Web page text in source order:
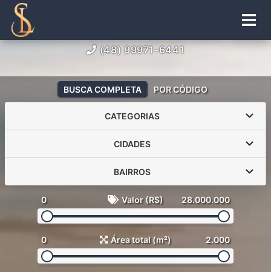
(48) 99971-6441
BUSCA COMPLETA POR CÓDIGO
CATEGORIAS
CIDADES
BAIRROS
0 Valor (R$) 28.000.000
0 Área total (m²) 2.000